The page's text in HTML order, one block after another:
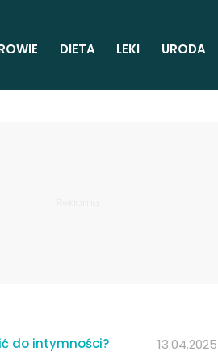
DIETA LEKI URODA
do intymności? 13.04.2025